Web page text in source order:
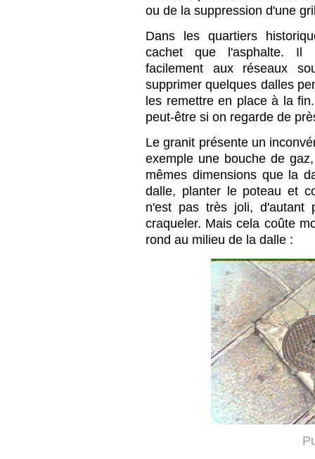
ou de la suppression d'une
Dans les quartiers
cachet que l'asphalte. Il
facilement aux réseaux
supprimer quelques dalles
les remettre en place à la
peut-être si on regarde de
Le granit présente un
exemple une bouche de
mêmes dimensions que la
dalle, planter le poteau et
n'est pas très joli,
craqueler. Mais cela coûte
rond au milieu de la dalle :